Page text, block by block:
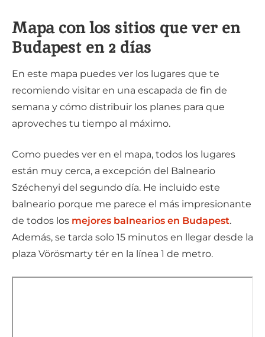
Mapa con los sitios que ver en
Budapest en 2 días
En este mapa puedes ver los lugares que te
recomiendo visitar en una escapada de fin de
semana y cómo distribuir los planes para que
aproveches tu tiempo al máximo.
Como puedes ver en el mapa, todos los lugares
están muy cerca, a excepción del Balneario
Széchenyi del segundo día. He incluido este
balneario porque me parece el más impresionante
de todos los mejores balnearios en Budapest.
Además, se tarda solo 15 minutos en llegar desde la
plaza Vörösmarty tér en la línea 1 de metro.